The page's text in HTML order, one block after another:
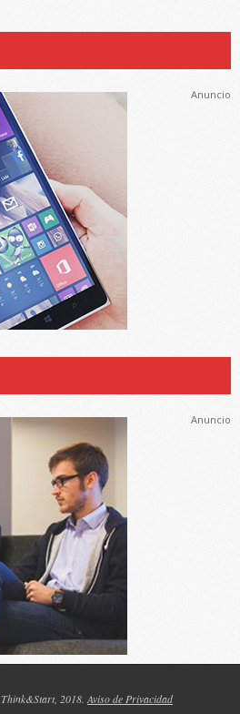
Anuncio
Anuncio
, Think&Start, 2018. Aviso de Privacidad